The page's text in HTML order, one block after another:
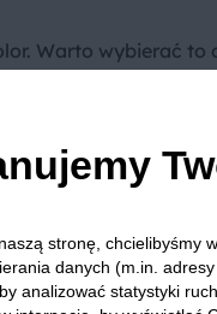
Warto wybierać
lub roztopione
się i skleja grudki,
wzbogaci ją o nuty
stronę, chcielibyśmy
danych (m.in.
analizować statystyki